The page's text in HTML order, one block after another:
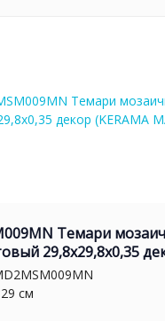
Темари
29,8x29,8x0,35
см